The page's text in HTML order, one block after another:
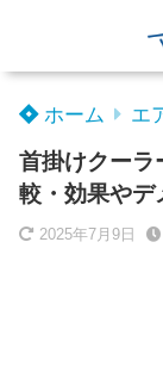
ホーム エ
首掛けクーラ
較・効果やデ
2025年7月9日